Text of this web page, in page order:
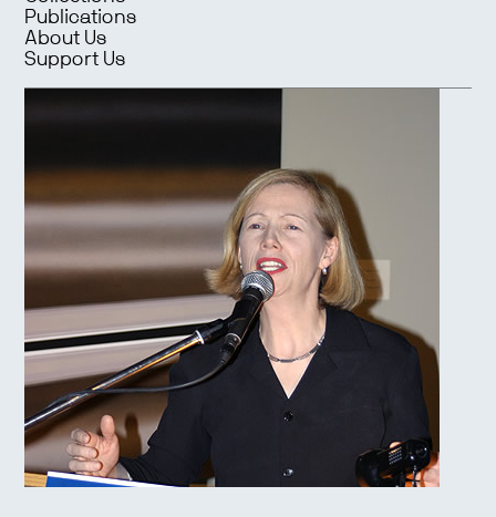
Publications
About Us
Support Us